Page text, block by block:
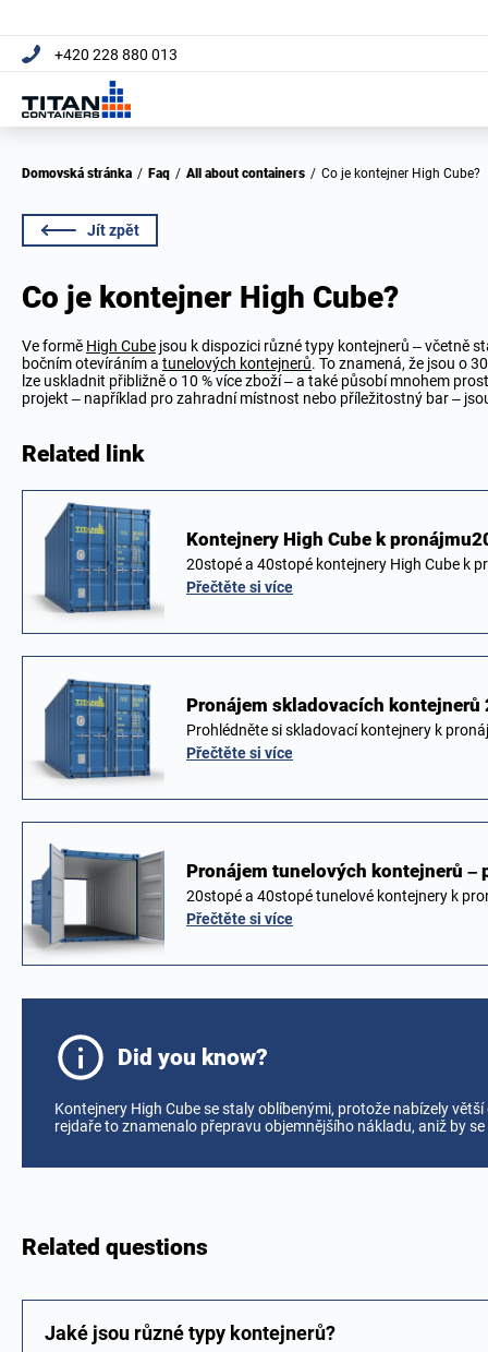
+420 228 880 013
Domovská stránka / Faq / All about containers / Co je kontejner High Cube?
Jít zpět
Co je kontejner High Cube?
Ve formě High Cube jsou k dispozici různé typy kontejnerů – včetně
bočním otevíráním a tunelových kontejnerů. To znamená, že jsou o
lze uskladnit přibližně o 10 % více zboží – a také působí mnohem
projekt – například pro zahradní místnost nebo příležitostný bar –
Related link
Kontejnery High Cube k
20stopé a 40stopé kontejnery High Cube k
Přečtěte si více
Pronájem skladovacích
Prohlédněte si skladovací kontejnery k
Přečtěte si více
Pronájem tunelových kontejnerů
20stopé a 40stopé tunelové kontejnery k
Přečtěte si více
Did you know?
Kontejnery High Cube se staly oblíbenými, protože nabízely
rejdaře to znamenalo přepravu objemnějšího nákladu, aniž by
Related questions
Jaké jsou různé typy kontejnerů?